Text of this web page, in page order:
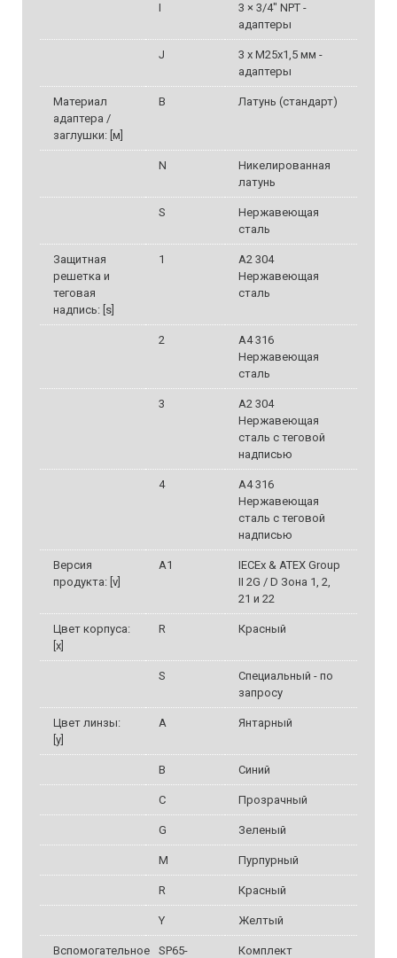
I
3 × 3/4" NPT -
адаптеры
J
3 x M25x1,5 мм -
адаптеры
Материал
адаптера /
заглушки: [м]
B Латунь (стандарт)
N
Никелированная
латунь
S
Нержавеющая
сталь
Защитная
решетка и
теговая
надпись: [s]
1
A2 304
Нержавеющая
сталь
2
A4 316
Нержавеющая
сталь
3
A2 304
Нержавеющая
сталь с теговой
надписью
4
А4 316
Нержавеющая
сталь с теговой
надписью
Версия
продукта: [v]
A1
IECEx & ATEX Group
II 2G / D Зона 1, 2,
21 и 22
Цвет корпуса:
[x]
R Красный
S
Специальный - по
запросу
Цвет линзы:
[у]
A Янтарный
B Синий
C Прозрачный
G Зеленый
M Пурпурный
R Красный
Y Желтый
Вспомогательное
SP65-
Комплект